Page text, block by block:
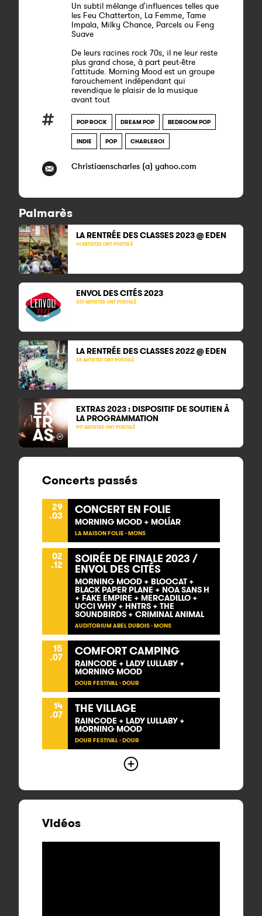
Un subtil mélange d'influences telles que
les Feu Chatterton, La Femme, Tame
Impala, Milky Chance, Parcels ou Feng
Suave
De leurs racines rock 70s, il ne leur reste
plus grand chose, à part peut-être
l'attitude. Morning Mood est un groupe
farouchement indépendant qui
revendique le plaisir de la musique
avant tout
POP ROCK DREAM POP BEDROOM POP
INDIE POP CHARLEROI
Christiaenscharles (a) yahoo.com
Palmarès
LA RENTRÉE DES CLASSES 2023 @ EDEN
41 ARTISTES ONT POSTULÉ
ENVOL DES CITÉS 2023
337 ARTISTES ONT POSTULÉ
LA RENTRÉE DES CLASSES 2022 @ EDEN
38 ARTISTES ONT POSTULÉ
EXTRAS 2023 : DISPOSITIF DE SOUTIEN À
LA PROGRAMMATION
917 ARTISTES ONT POSTULÉ
Concerts passés
29
.03 CONCERT EN FOLIE
MORNING MOOD + MOLÍ­AR
LA MAISON FOLIE - MONS
02
.12 SOIRÉE DE FINALE 2023 /
ENVOL DES CITÉS
MORNING MOOD + BLOOCAT +
BLACK PAPER PLANE + NOA SANS H
+ FAKE EMPIRE + MERCADILLO +
UCCI WHY + HNTRS + THE
SOUNDBIRDS + CRIMINAL ANIMAL
AUDITORIUM ABEL DUBOIS - MONS
15
.07 COMFORT CAMPING
RAINCODE + LADY LULLABY +
MORNING MOOD
DOUR FESTIVAL - DOUR
14
.07 THE VILLAGE
RAINCODE + LADY LULLABY +
MORNING MOOD
DOUR FESTIVAL - DOUR
Vidéos